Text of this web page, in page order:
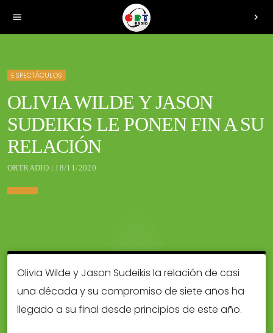
menu chevron_right
ESPECTÁCULOS
OLIVIA WILDE Y JASON
SUDEIKIS LE PONEN FIN A SU
RELACIÓN
ORTRADIO | 18/11/2020
Olivia Wilde y Jason Sudeikis la relación de casi
una década y su compromiso de siete años ha
llegado a su final desde principios de este año.